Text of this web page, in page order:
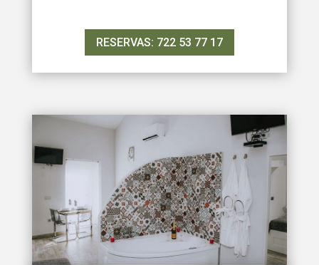
RESERVAS: 722 53 77 17